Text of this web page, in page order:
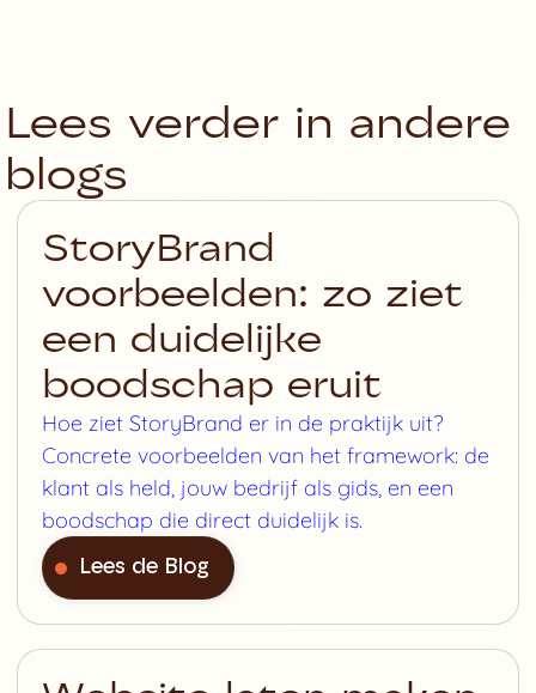
Lees verder in andere
blogs
StoryBrand
voorbeelden: zo ziet
een duidelijke
boodschap eruit
Hoe ziet StoryBrand er in de praktijk uit?
Concrete voorbeelden van het framework: de
klant als held, jouw bedrijf als gids, en een
boodschap die direct duidelijk is.
Lees de Blog